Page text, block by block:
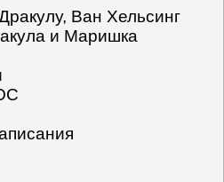
Ван Хельсинг
и Маришка